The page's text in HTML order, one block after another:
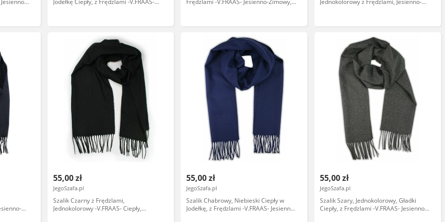
Jodełkę Ciepły, z Frędzlami -V.FRAAS-
Frędzlami -V.FRAAS- Jesienno-Zimowy,
Jednokolorowy z Frędzlami, Jesienno-
55,00 zł
JegoSzafa.pl
Szalik Czarny z Frędzlami,
Jednokolorowy -V.FRAAS- Ciepły,
55,00 zł
JegoSzafa.pl
Szalik Chabrowy, Niebieski Ciepły w
Jodełkę, z Frędzlami -V.FRAAS- Jesienno-
55,00 zł
JegoSzafa.pl
Szalik Szary, Jednokolorowy, Gładki
Ciepły, z Frędzlami -V.FRAAS- Jesienno-